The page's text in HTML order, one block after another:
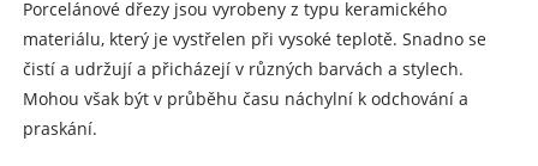
Porcelánové dřezy jsou vyrobeny z typu keramického
materiálu, který je vystřelen při vysoké teplotě. Snadno se
čistí a udržují a přicházejí v různých barvách a stylech.
Mohou však být v průběhu času náchylní k odchování a
praskání.